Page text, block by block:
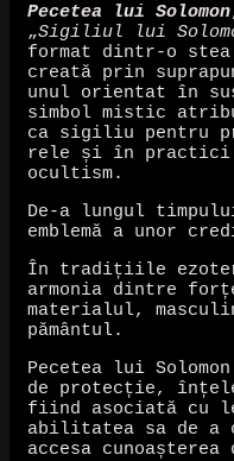
Pecetea lui Solomon
„Sigiliul lui
format dintr-o
creată prin
unul orientat în
simbol mistic
ca sigiliu pentru
rele și în practici
ocultism.
De-a lungul
emblemă a unor
În tradițiile
armonia dintre
materialul,
pământul.
Pecetea lui
de protecție,
fiind asociată cu
abilitatea sa de
accesa